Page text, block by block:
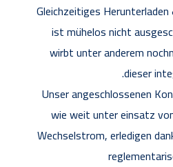
Gleichzeitiges
ist mühelos nicht
wirbt unter anderem
dieser
Unser angeschlossenen
wie weit unter einsatz
Wechselstrom, erledigen